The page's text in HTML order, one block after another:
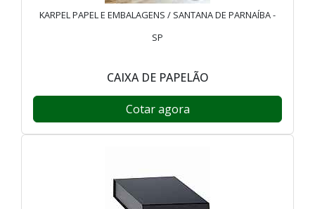
KARPEL PAPEL E EMBALAGENS / SANTANA DE PARNAÍBA -
SP
CAIXA DE PAPELÃO
Cotar agora